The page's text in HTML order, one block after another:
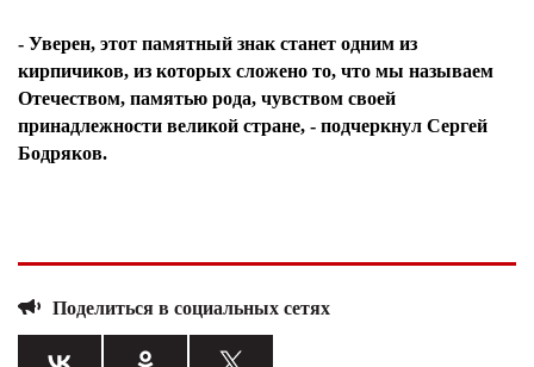
- Уверен, этот памятный знак станет одним из
кирпичиков, из которых сложено то, что мы называем
Отечеством, памятью рода, чувством своей
принадлежности великой стране, - подчеркнул Сергей
Бодряков.
Поделиться в социальных сетях